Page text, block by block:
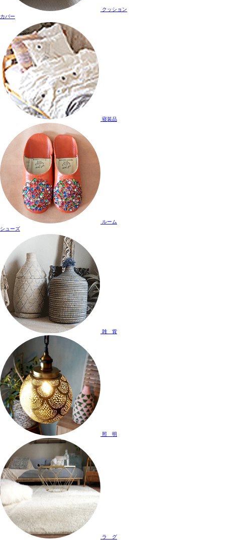
クッション
カバー
寝装品
ルーム
シューズ
雑 貨
照 明
ラ グ